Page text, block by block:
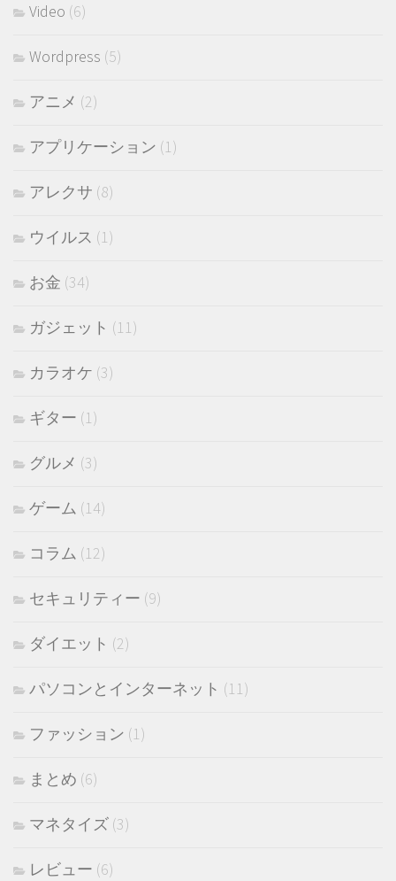
Video (6)
Wordpress (5)
アニメ (2)
アプリケーション (1)
アレクサ (8)
ウイルス (1)
お金 (34)
ガジェット (11)
カラオケ (3)
ギター (1)
グルメ (3)
ゲーム (14)
コラム (12)
セキュリティー (9)
ダイエット (2)
パソコンとインターネット (11)
ファッション (1)
まとめ (6)
マネタイズ (3)
レビュー (6)